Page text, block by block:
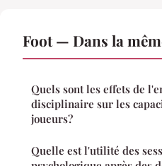
Foot — Dans la
Quels sont les effets de
disciplinaire sur les
joueurs?
Quelle est l'utilité des